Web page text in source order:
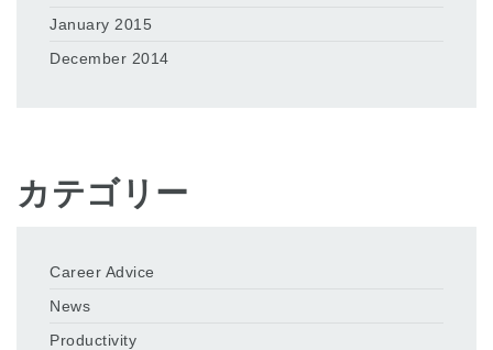
January 2015
December 2014
カテゴリー
Career Advice
News
Productivity